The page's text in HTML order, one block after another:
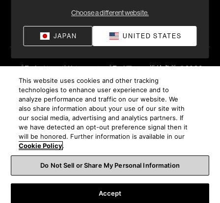
販売店を探す
プライバシーポリシーコンプライアンス供給条件©2026
Harman International Industries, Incorporated 無断転載を禁
じます。
Choose a different website.
JAPAN UNITED STATES
This website uses cookies and other tracking
technologies to enhance user experience and to
analyze performance and traffic on our website. We
also share information about your use of our site with
our social media, advertising and analytics partners. If
we have detected an opt-out preference signal then it
will be honored. Further information is available in our
Cookie Policy.
Do Not Sell or Share My Personal Information
Accept